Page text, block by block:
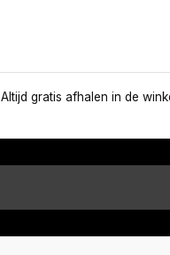
Altijd gratis afhalen in de